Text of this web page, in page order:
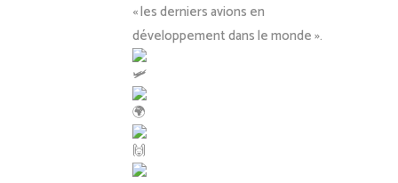
« les derniers avions en
développement dans le monde ».